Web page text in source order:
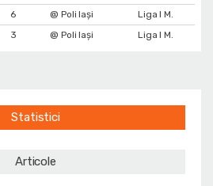
6 @ Poli Iași
Liga I M.
3 @ Poli Iași Liga I M.
Statistici
Articole